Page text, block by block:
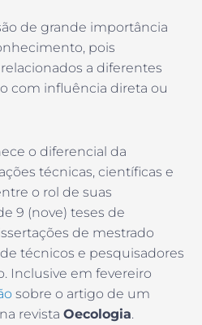
de grande importância
pois
a diferentes
com influência direta ou
o diferencial da
técnicas, científicas e
o rol de suas
9 (nove) teses de
de mestrado
técnicos e pesquisadores
Inclusive em fevereiro
sobre o artigo de um
revista Oecologia.